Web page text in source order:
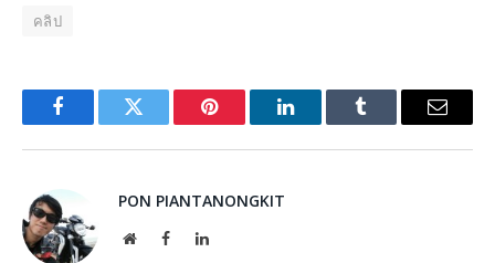
คลิป
FacebookTwitter Pinterest LinkedInTumblr Email
PON PIANTANONGKIT
WebsiteFacebookLinkedIn